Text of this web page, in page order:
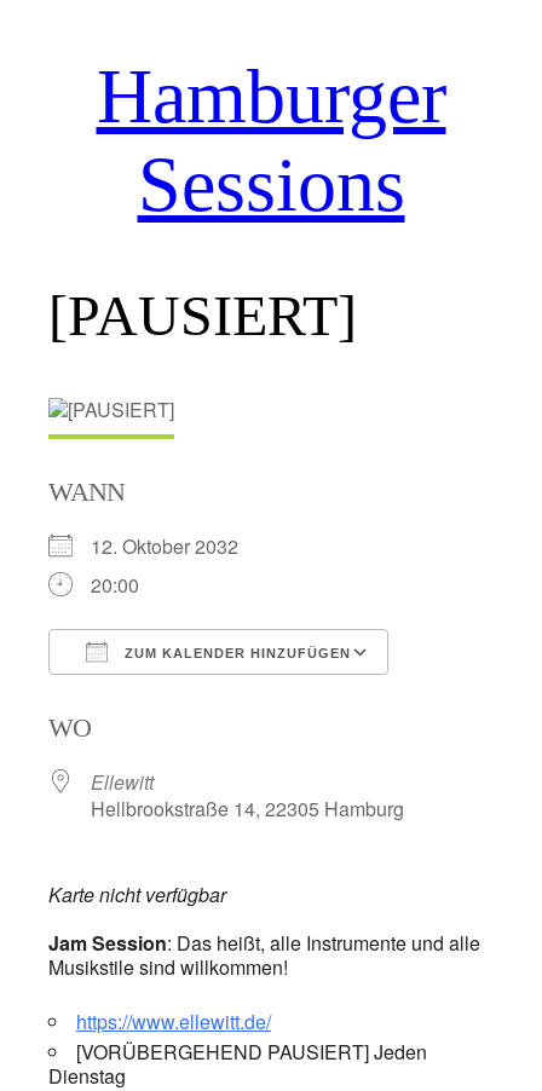
Hamburger
Sessions
[PAUSIERT]
WANN
12. Oktober 2032
20:00
ZUM KALENDER HINZUFÜGEN
WO
Ellewitt
Hellbrookstraße 14, 22305 Hamburg
Karte nicht verfügbar
Jam Session: Das heißt, alle Instrumente und alle
Musikstile sind willkommen!
https://www.ellewitt.de/
[VORÜBERGEHEND PAUSIERT] Jeden
Dienstag